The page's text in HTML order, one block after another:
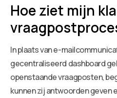
Hoe ziet mijn
In plaats van e-
gecentraliseerd dashboard
openstaande vraagposten,
kunnen zij antwoorden geven